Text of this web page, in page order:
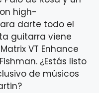
high-
darte todo el
guitarra viene
VT Enhance
¿Estás listo
de músicos